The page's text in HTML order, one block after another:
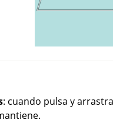
: cuando pulsa y